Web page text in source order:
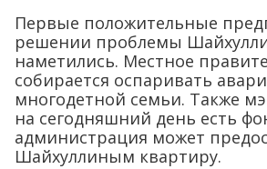
Первые положительные
решении проблемы
наметились. Местное
собирается оспаривать
многодетной семьи. Также
на сегодняшний день есть
администрация может
Шайхуллиным квартиру.